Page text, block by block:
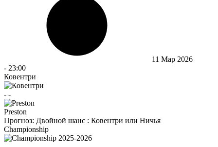
11 Мар 2026
- 23:00
Ковентри
- -
Preston
Прогноз: Двойной шанс : Ковентри или Ничья
Championship